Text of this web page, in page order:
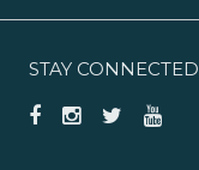
STAY CONNECTED